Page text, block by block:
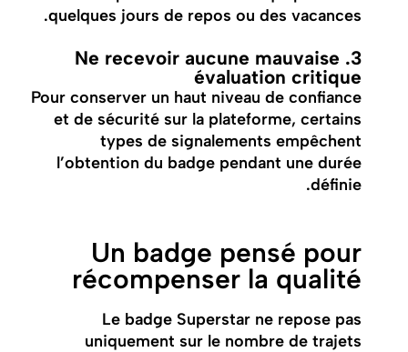
quelques jours de repos ou des vacances.
3. Ne recevoir aucune mauvaise
évaluation critique
Pour conserver un haut niveau de confiance
et de sécurité sur la plateforme, certains
types de signalements empêchent
l’obtention du badge pendant une durée
définie.
Un badge pensé pour
récompenser la qualité
Le badge Superstar ne repose pas
uniquement sur le nombre de trajets